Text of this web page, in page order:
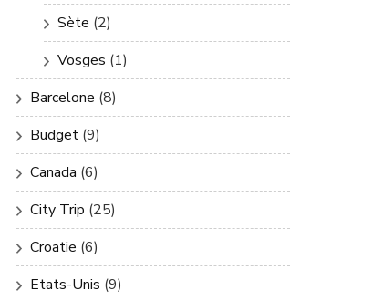
Sète (2)
Vosges (1)
Barcelone (8)
Budget (9)
Canada (6)
City Trip (25)
Croatie (6)
Etats-Unis (9)